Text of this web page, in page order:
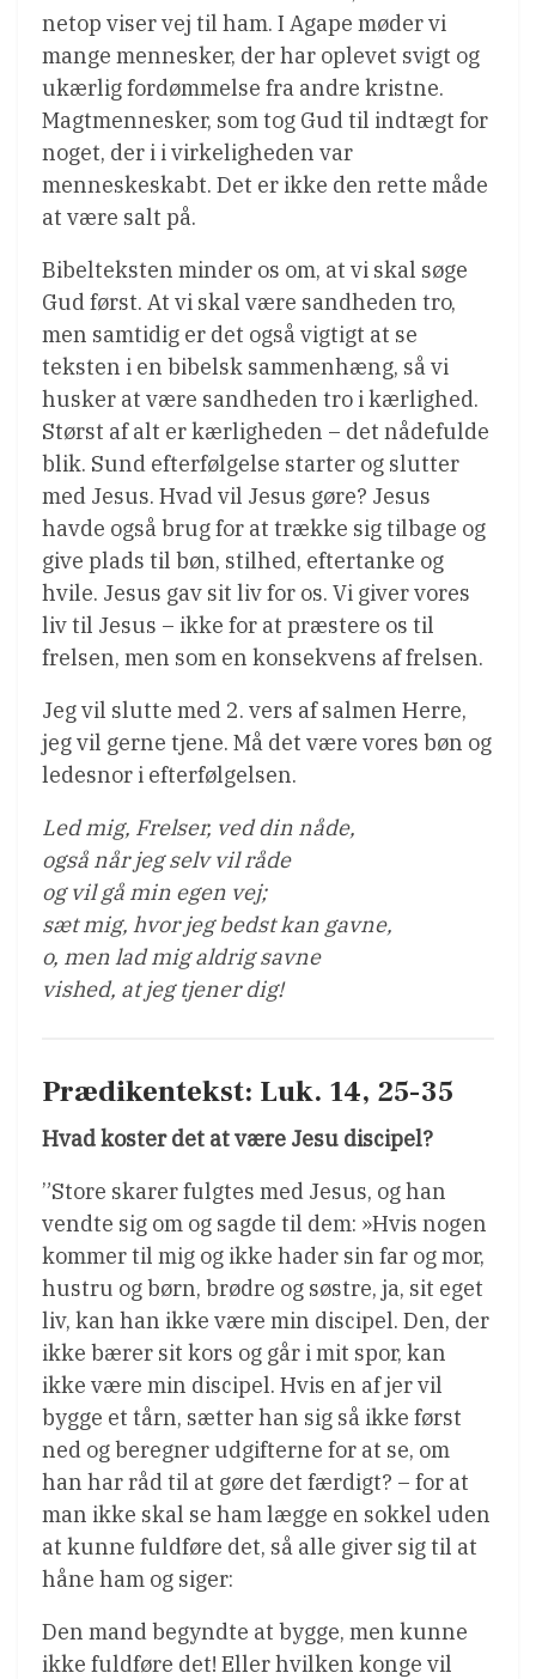
netop viser vej til ham. I Agape møder vi
mange mennesker, der har oplevet svigt og
ukærlig fordømmelse fra andre kristne.
Magtmennesker, som tog Gud til indtægt for
noget, der i i virkeligheden var
menneskeskabt. Det er ikke den rette måde
at være salt på.
Bibelteksten minder os om, at vi skal søge
Gud først. At vi skal være sandheden tro,
men samtidig er det også vigtigt at se
teksten i en bibelsk sammenhæng, så vi
husker at være sandheden tro i kærlighed.
Størst af alt er kærligheden – det nådefulde
blik. Sund efterfølgelse starter og slutter
med Jesus. Hvad vil Jesus gøre? Jesus
havde også brug for at trække sig tilbage og
give plads til bøn, stilhed, eftertanke og
hvile. Jesus gav sit liv for os. Vi giver vores
liv til Jesus – ikke for at præstere os til
frelsen, men som en konsekvens af frelsen.
Jeg vil slutte med 2. vers af salmen Herre,
jeg vil gerne tjene. Må det være vores bøn og
ledesnor i efterfølgelsen.
Led mig, Frelser, ved din nåde,
også når jeg selv vil råde
og vil gå min egen vej;
sæt mig, hvor jeg bedst kan gavne,
o, men lad mig aldrig savne
vished, at jeg tjener dig!
Prædikentekst: Luk. 14, 25-35
Hvad koster det at være Jesu discipel?
”Store skarer fulgtes med Jesus, og han
vendte sig om og sagde til dem: »Hvis nogen
kommer til mig og ikke hader sin far og mor,
hustru og børn, brødre og søstre, ja, sit eget
liv, kan han ikke være min discipel. Den, der
ikke bærer sit kors og går i mit spor, kan
ikke være min discipel. Hvis en af jer vil
bygge et tårn, sætter han sig så ikke først
ned og beregner udgifterne for at se, om
han har råd til at gøre det færdigt? – for at
man ikke skal se ham lægge en sokkel uden
at kunne fuldføre det, så alle giver sig til at
håne ham og siger:
Den mand begyndte at bygge, men kunne
ikke fuldføre det! Eller hvilken konge vil